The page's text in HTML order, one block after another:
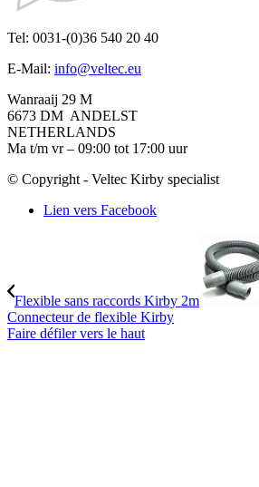
Tel: 0031-(0)36 540 20 40
E-Mail: info@veltec.eu
Wanraaij 29 M
6673 DM ANDELST
NETHERLANDS
Ma t/m vr – 09:00 tot 17:00 uur
© Copyright - Veltec Kirby specialist
Lien vers Facebook
Flexible sans raccords Kirby 2m
Connecteur de flexible Kirby
Faire défiler vers le haut